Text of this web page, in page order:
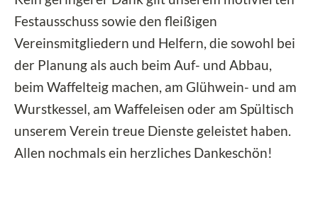
Festausschuss sowie den fleißigen
Vereinsmitgliedern und Helfern, die sowohl bei
der Planung als auch beim Auf- und Abbau,
beim Waffelteig machen, am Glühwein- und am
Wurstkessel, am Waffeleisen oder am Spültisch
unserem Verein treue Dienste geleistet haben.
Allen nochmals ein herzliches Dankeschön!